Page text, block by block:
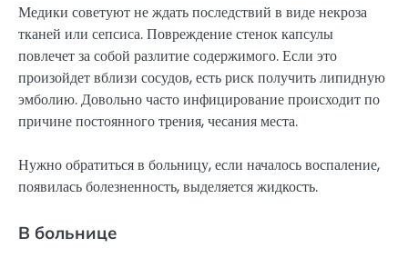
Медики советуют не ждать последствий в виде некроза
тканей или сепсиса. Повреждение стенок капсулы
повлечет за собой разлитие содержимого. Если это
произойдет вблизи сосудов, есть риск получить липидную
эмболию. Довольно часто инфицирование происходит по
причине постоянного трения, чесания места.
Нужно обратиться в больницу, если началось воспаление,
появилась болезненность, выделяется жидкость.
В больнице